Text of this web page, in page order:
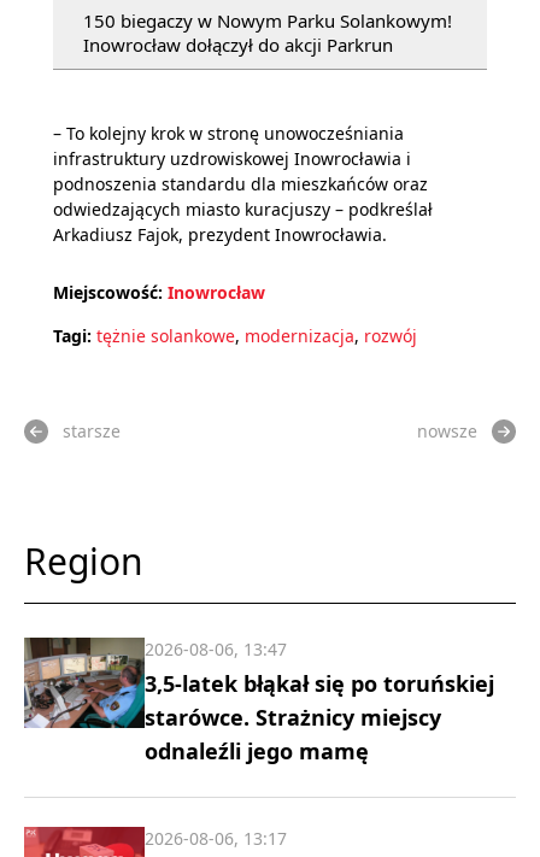
150 biegaczy w Nowym Parku Solankowym!
Inowrocław dołączył do akcji Parkrun
– To kolejny krok w stronę unowocześniania
infrastruktury uzdrowiskowej Inowrocławia i
podnoszenia standardu dla mieszkańców oraz
odwiedzających miasto kuracjuszy – podkreślał
Arkadiusz Fajok, prezydent Inowrocławia.
Miejscowość: Inowrocław
Tagi: tężnie solankowe, modernizacja, rozwój
starsze nowsze
Region
3,5-latek błąkał się po toruńskiej
starówce. Strażnicy miejscy
odnaleźli jego mamę
2026-08-06, 13:47
2026-08-06, 13:17